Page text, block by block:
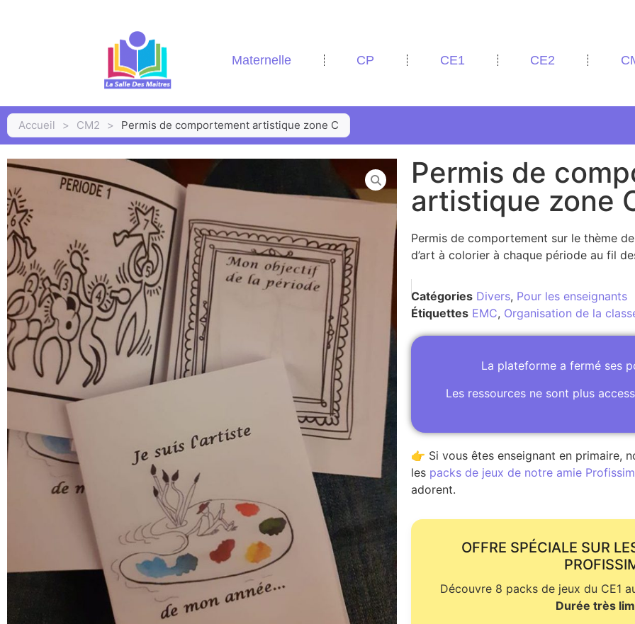
Maternelle CP CE1 CE2
Accueil > CM2 > Permis de comportement artistique zone C
Permis de
artistique zone
Permis de comportement sur le thème
d’art à colorier à chaque période au fil
Catégories Divers, Pour les enseignants
Étiquettes EMC, Organisation de la
La plateforme a fermé ses
Les ressources ne sont plus
👉 Si vous êtes enseignant en primaire,
les packs de jeux de notre amie
adorent.
OFFRE SPÉCIALE SUR
Découvre 8 packs de jeux du CE1
Durée très